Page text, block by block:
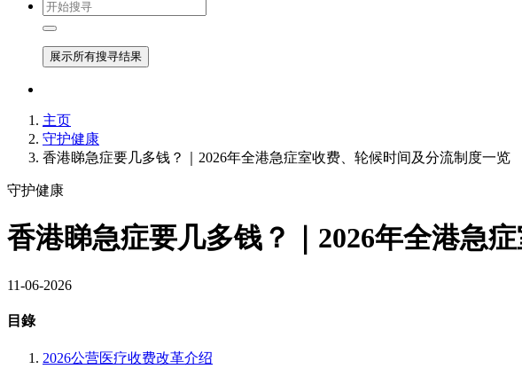
展示所有搜寻结果
主页
守护健康
香港睇急症要几多钱？｜2026年全港急症室收费、轮候时间及分流制度一览
守护健康
香港睇急症要几多钱？｜2026年全港急
11-06-2026
目錄
2026公营医疗收费改革介绍